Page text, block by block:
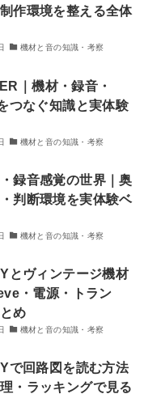
作環境を整える全体
機材と音の知識・考察
｜機材・録音・
つなぐ知識と実体験
機材と音の知識・考察
録音感覚の世界｜奥
判断環境を実体験ベ
機材と音の知識・考察
とヴィンテージ機材
・電源・トラン
め
機材と音の知識・考察
で回路図を読む方法
・ラッキングで見る